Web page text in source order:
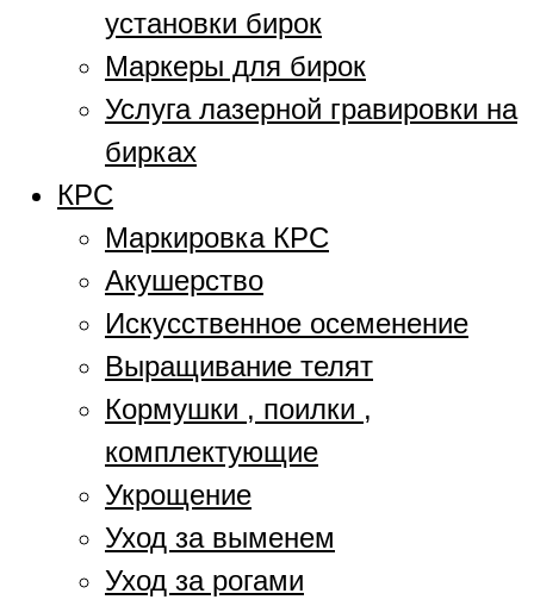
установки бирок
Маркеры для бирок
Услуга лазерной гравировки на
бирках
КРС
Маркировка КРС
Акушерство
Искусственное осеменение
Выращивание телят
Кормушки , поилки ,
комплектующие
Укрощение
Уход за выменем
Уход за рогами